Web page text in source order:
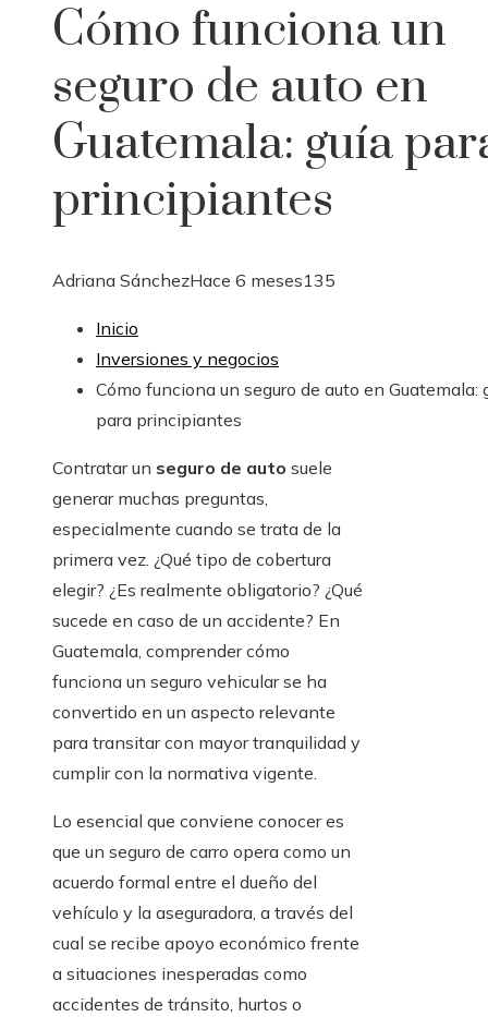
Cómo funciona un
seguro de auto en
Guatemala: guía
principiantes
Adriana SánchezHace 6 meses135
Inicio
Inversiones y negocios
Cómo funciona un seguro de auto en Guatemala:
para principiantes
Contratar un seguro de auto suele
generar muchas preguntas,
especialmente cuando se trata de la
primera vez. ¿Qué tipo de cobertura
elegir? ¿Es realmente obligatorio? ¿Qué
sucede en caso de un accidente? En
Guatemala, comprender cómo
funciona un seguro vehicular se ha
convertido en un aspecto relevante
para transitar con mayor tranquilidad y
cumplir con la normativa vigente.
Lo esencial que conviene conocer es
que un seguro de carro opera como un
acuerdo formal entre el dueño del
vehículo y la aseguradora, a través del
cual se recibe apoyo económico frente
a situaciones inesperadas como
accidentes de tránsito, hurtos o